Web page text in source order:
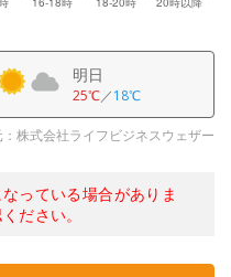
明日
25℃／18℃
株式会社ライフビジネスウェザー
っている場合がありま
ださい。